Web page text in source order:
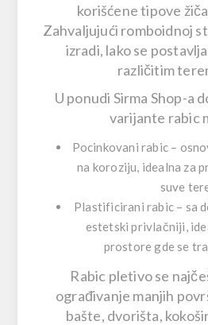
korišćene tipove
Zahvaljujući romboidnoj
izradi, lako se
različitim
U ponudi Sirma Shop-a
varijante rabic
Pocinkovani rabic –
na koroziju, idealna za
suve
Plastificirani rabic – sa
estetski privlačniji,
prostore gde se
Rabic pletivo se
ograđivanje manjih
bašte, dvorišta,